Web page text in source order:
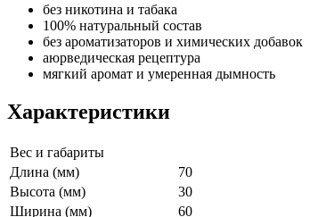
без никотина и табака
100% натуральный состав
без ароматизаторов и химических добавок
аюрведическая рецептура
мягкий аромат и умеренная дымность
Характеристики
Вес и габариты
Длина (мм)
70
Высота (мм)
30
Ширина (мм)
60